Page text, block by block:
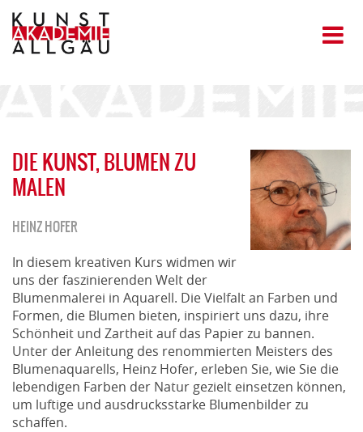
DIE KUNST, BLUMEN ZU
MALEN
HEINZ HOFER
In diesem kreativen Kurs widmen wir
uns der faszinierenden Welt der
Blumenmalerei in Aquarell. Die Vielfalt an Farben und
Formen, die Blumen bieten, inspiriert uns dazu, ihre
Schönheit und Zartheit auf das Papier zu bannen.
Unter der Anleitung des renommierten Meisters des
Blumenaquarells, Heinz Hofer, erleben Sie, wie Sie die
lebendigen Farben der Natur gezielt einsetzen können,
um luftige und ausdrucksstarke Blumenbilder zu
schaffen.